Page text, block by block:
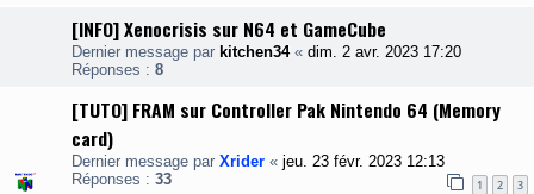
[INFO] Xenocrisis sur N64 et GameCube
Dernier message par kitchen34« dim. 2 avr. 2023 17:20
Réponses : 8
[TUTO] FRAM sur Controller Pak Nintendo 64 (Memory
card)
Dernier message par Xrider « jeu. 23 févr. 2023 12:13
Réponses : 33 1 2 3